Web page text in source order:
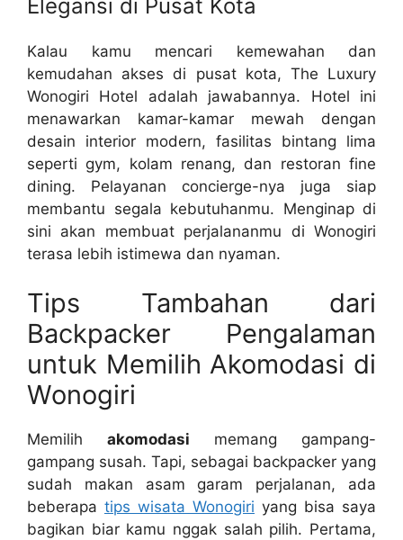
Elegansi di Pusat Kota
Kalau kamu mencari kemewahan dan
kemudahan akses di pusat kota, The Luxury
Wonogiri Hotel adalah jawabannya. Hotel ini
menawarkan kamar-kamar mewah dengan
desain interior modern, fasilitas bintang lima
seperti gym, kolam renang, dan restoran fine
dining. Pelayanan concierge-nya juga siap
membantu segala kebutuhanmu. Menginap di
sini akan membuat perjalananmu di Wonogiri
terasa lebih istimewa dan nyaman.
Tips Tambahan dari
Backpacker Pengalaman
untuk Memilih Akomodasi di
Wonogiri
Memilih akomodasi memang gampang-
gampang susah. Tapi, sebagai backpacker yang
sudah makan asam garam perjalanan, ada
beberapa tips wisata Wonogiri yang bisa saya
bagikan biar kamu nggak salah pilih. Pertama,